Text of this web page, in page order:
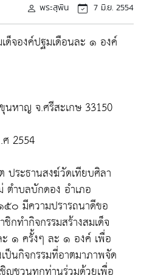
พระสุพิน 7 มิ.ย. 2554
ด็จองค์ปฐมเดือนละ ๑ องค์
หาญ จ.ศรีสะเกษ 33150
2554
ระธานสงฆ์วัดเทียบศิลา
ำบลบักดอง อำเภอ
๐ มีความปรารถนาดีขอ
กทำกิจกรรมสร้างสมเด็จ
๑ ครั้งๆ ละ ๑ องค์ เพื่อ
ป็นกิจกรรมที่อาตมาภาพจัด